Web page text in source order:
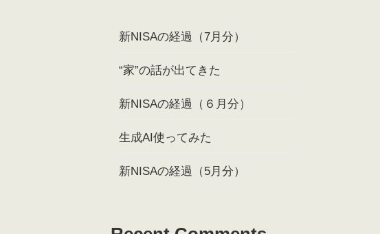
新NISAの経過（7月分）
“家”の話が出てきた
新NISAの経過（６月分）
生成AI使ってみた
新NISAの経過（5月分）